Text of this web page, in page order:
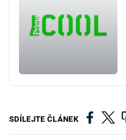
SDÍLEJTE ČLÁNEK